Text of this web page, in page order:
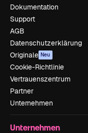
Dokumentation
Support
AGB
Datenschutzerklärung
Originale Neu
Cookie-Richtlinie
Vertrauenszentrum
Partner
Unternehmen
Unternehmen